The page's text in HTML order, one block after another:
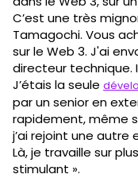
C’est une très
Tamagochi. Vous
sur le Web 3. J'ai
directeur technique.
J’étais la seule
par un senior en
rapidement, même
j’ai rejoint une autre
Là, je travaille sur
stimulant ».